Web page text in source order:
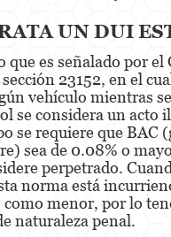
Libertad Condicional para
Petición Aceptada
Sello de Registros Juveniles
Tutela de los Tribunales
Tribunal de Delincuencia
Contra la Propiedad
Dañar Líneas Telefónicas,
UN DUI
que es señalado por el
23152, en el
vehículo mientras
se considera un acto
se requiere que BAC
sea de 0.08% o
perpetrado.
norma está
menor, por lo
naturaleza penal.